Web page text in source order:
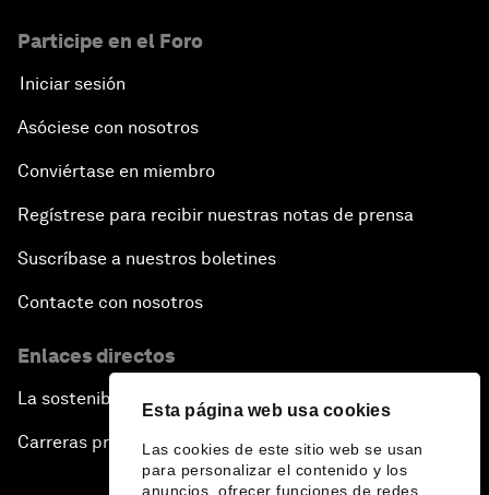
Esta página web usa cookies
Las cookies de este sitio web se usan
para personalizar el contenido y los
anuncios, ofrecer funciones de redes
Participe en el Foro
Iniciar sesión
Asóciese con nosotros
Conviértase en miembro
Regístrese para recibir nuestras notas de prensa
Suscríbase a nuestros boletines
Contacte con nosotros
Enlaces directos
La sostenibilidad en el Foro
Carreras profesionales